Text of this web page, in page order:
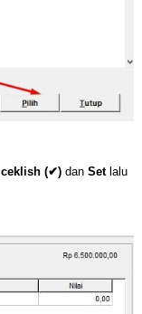
ceklish (✔)dan Set lalu